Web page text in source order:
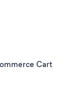
Cart